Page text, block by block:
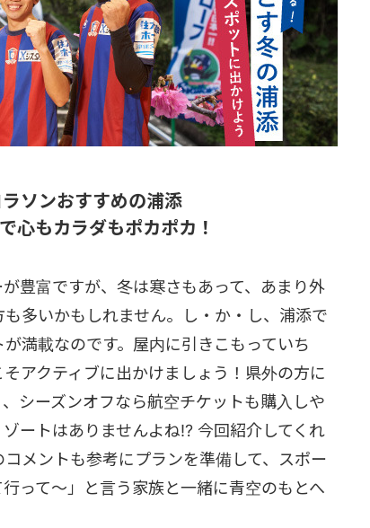
ソンおすすめの浦添
心もカラダもポカポカ！
豊富ですが、冬は寒さもあって、あまり外
多いかもしれません。し・か・し、浦添で
満載なのです。屋内に引きこもっていち
アクティブに出かけましょう！県外の方に
シーズンオフなら航空チケットも購入しや
ートはありませんよね⁉ 今回紹介してくれ
メントも参考にプランを準備して、スポー
って～」と言う家族と一緒に青空のもとへ